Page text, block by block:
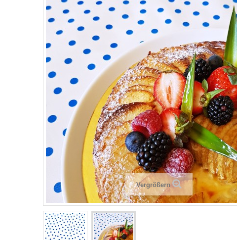
Vergrößern